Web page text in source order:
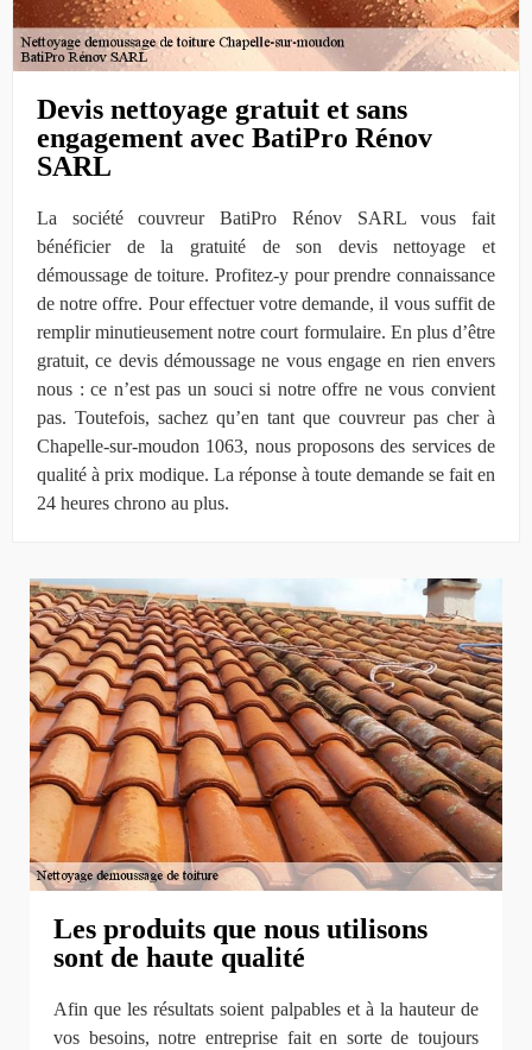
Devis nettoyage gratuit et sans
engagement avec BatiPro Rénov
SARL
La société couvreur BatiPro Rénov SARL vous fait
bénéficier de la gratuité de son devis nettoyage et
démoussage de toiture. Profitez-y pour prendre connaissance
de notre offre. Pour effectuer votre demande, il vous suffit de
remplir minutieusement notre court formulaire. En plus d’être
gratuit, ce devis démoussage ne vous engage en rien envers
nous : ce n’est pas un souci si notre offre ne vous convient
pas. Toutefois, sachez qu’en tant que couvreur pas cher à
Chapelle-sur-moudon 1063, nous proposons des services de
qualité à prix modique. La réponse à toute demande se fait en
24 heures chrono au plus.
Les produits que nous utilisons
sont de haute qualité
Afin que les résultats soient palpables et à la hauteur de
vos besoins, notre entreprise fait en sorte de toujours